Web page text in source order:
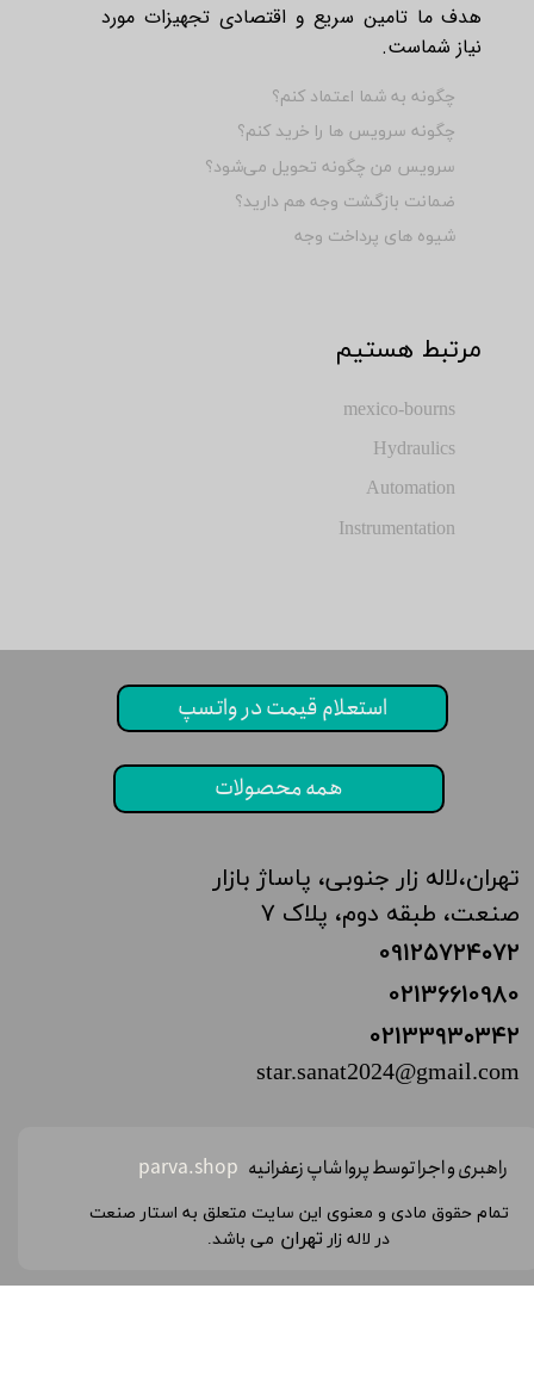
​مرتبط هستیم
mexico-bourns
Hydraulics
Automation
Instrumentation
هدف ما تامین سریع و اقتصادی تجهیزات مورد
نیاز شماست.
چگونه به شما اعتماد کنم؟
چگونه سرویس ها را خرید کنم؟
سرویس من چگونه تحویل می‌شود؟
ضمانت بازگشت وجه هم دارید؟
شیوه های پرداخت وجه
تهران،‌لاله زار جنوبی، پاساژ بازار
صنعت، طبقه دوم، پلاک ۷
0912۵۷۲۴۰۷۲
02136610980
02133۹۳۰۳۴۲
star.sanat2024@gmail.com
استعلام قیمت در واتسپ
همه محصولات
راهبری و اجرا توسط پروا شاپ زعفرانیه parva.shop
تمام حقوق مادی و معنوی این سایت متعلق به استار صنعت
در لاله زار تهران می باشد.